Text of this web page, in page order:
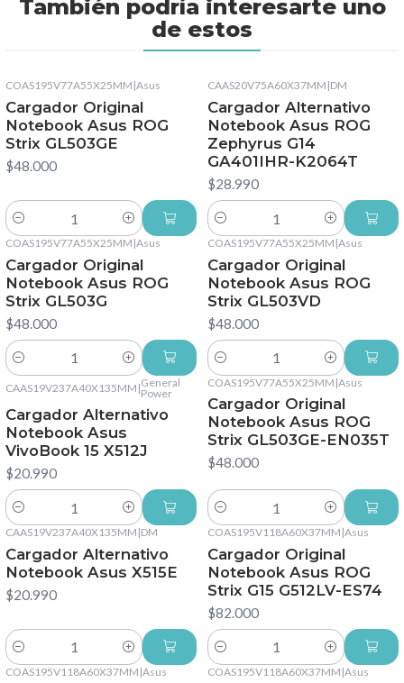
También podría interesarte uno
de estos
COAS195V77A55X25MM |Asus
Cargador Original
Notebook Asus ROG
Strix GL503GE
$48.000
Cantidad
CAAS20V75A60X37MM |DM
Cargador Alternativo
Notebook Asus ROG
Zephyrus G14
GA401IHR-K2064T
$28.990
Cantidad
COAS195V77A55X25MM |Asus
Cargador Original
Notebook Asus ROG
Strix GL503G
$48.000
Cantidad
COAS195V77A55X25MM |Asus
Cargador Original
Notebook Asus ROG
Strix GL503VD
$48.000
Cantidad
CAAS19V237A40X135MM |General
Power
Cargador Alternativo
Notebook Asus
VivoBook 15 X512J
$20.990
Cantidad
COAS195V77A55X25MM |Asus
Cargador Original
Notebook Asus ROG
Strix GL503GE-EN035T
$48.000
Cantidad
CAAS19V237A40X135MM |DM
Cargador Alternativo
Notebook Asus X515E
$20.990
Cantidad
COAS195V118A60X37MM |Asus
Cargador Original
Notebook Asus ROG
Strix G15 G512LV-ES74
$82.000
Cantidad
COAS195V118A60X37MM |Asus COAS195V118A60X37MM |Asus